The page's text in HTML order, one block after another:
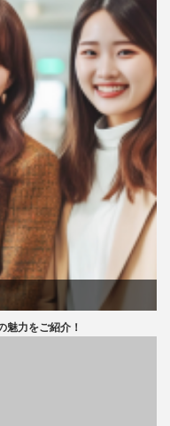
魅力をご紹介！